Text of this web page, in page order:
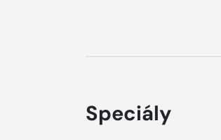
Speciály